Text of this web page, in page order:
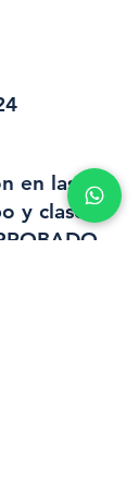
en las
y clases